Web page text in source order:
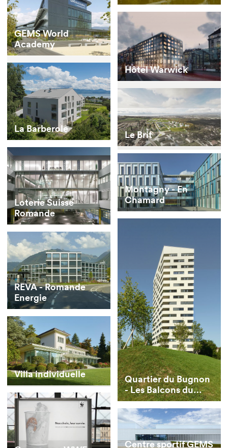
GEMS World
Academy
Hôtel Warwick
La Barberole Le Brit
Loterie Suisse
Romande
Montagny - En
Chamard
Quartier du Bugnon
- Les Balcons du
Mont
REVA - Romande
Energie
Villa individuelle
Centre sportif GEMS